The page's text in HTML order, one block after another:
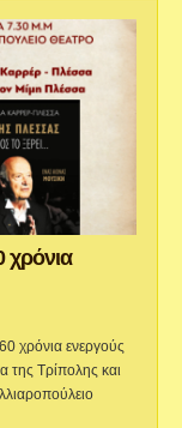
χρόνια
χρόνια ενεργούς
της Τρίπολης και